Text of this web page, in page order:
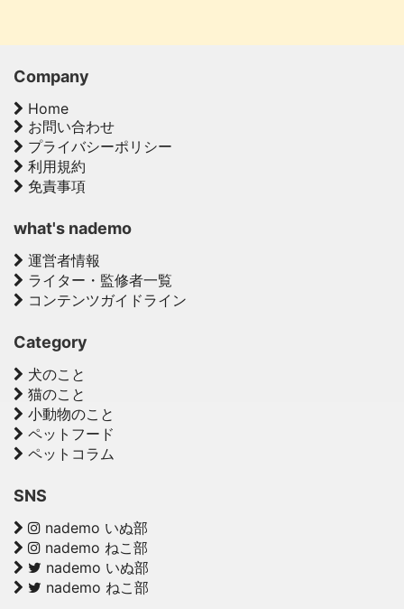
Company
Home
お問い合わせ
プライバシーポリシー
利用規約
免責事項
what's nademo
運営者情報
ライター・監修者一覧
コンテンツガイドライン
Category
犬のこと
猫のこと
小動物のこと
ペットフード
ペットコラム
SNS
nademo いぬ部
nademo ねこ部
nademo いぬ部
nademo ねこ部